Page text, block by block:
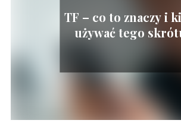
TF – co to znaczy i
używać tego